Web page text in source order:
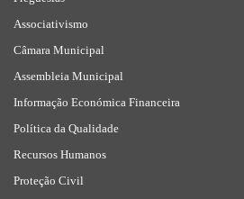
Associativismo
Câmara Municipal
Assembleia Municipal
Informação Económica Financeira
Política da Qualidade
Recursos Humanos
Proteção Civil